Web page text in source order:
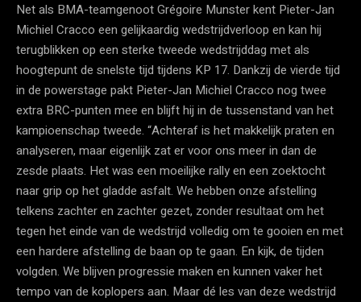
Net als BMA-teamgenoot Grégoire Munster kent Pieter-Jan
Michiel Cracco een gelijkaardig wedstrijdverloop en kan hij
terugblikken op een sterke tweede wedstrijddag met als
hoogtepunt de snelste tijd tijdens KP 17. Dankzij de vierde tijd
in de powerstage pakt Pieter-Jan Michiel Cracco nog twee
extra BRC-punten mee en blijft hij in de tussenstand van het
kampioenschap tweede. “Achteraf is het makkelijk praten en
analyseren, maar eigenlijk zat er voor ons meer in dan de
zesde plaats. Het was een moeilijke rally en een zoektocht
naar grip op het gladde asfalt. We hebben onze afstelling
telkens zachter en zachter gezet, zonder resultaat om het
tegen het einde van de wedstrijd volledig om te gooien en met
een hardere afstelling de baan op te gaan. En kijk, de tijden
volgden. We blijven progressie maken en kunnen vaker het
tempo van de koplopers aan. Maar dé les van deze wedstrijd